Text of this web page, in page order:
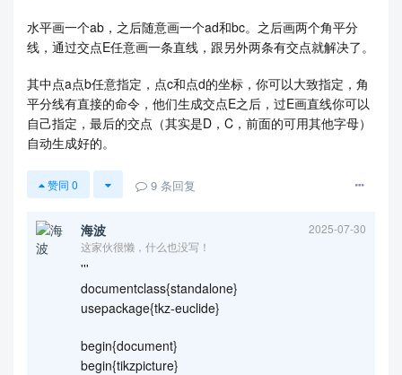
水平画一个ab，之后随意画一个ad和bc。之后画两个角平分
线，通过交点E任意画一条直线，跟另外两条有交点就解决了。
其中点a点b任意指定，点c和点d的坐标，你可以大致指定，角
平分线有直接的命令，他们生成交点E之后，过E画直线你可以
自己指定，最后的交点（其实是D，C，前面的可用其他字母）
自动生成好的。
赞同 0 9 条回复
海波
2025-07-30
这家伙很懒，什么也没写！
'''
documentclass{standalone}
usepackage{tkz-euclide}
begin{document}
begin{tikzpicture}